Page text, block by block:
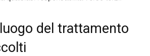
del trattamento